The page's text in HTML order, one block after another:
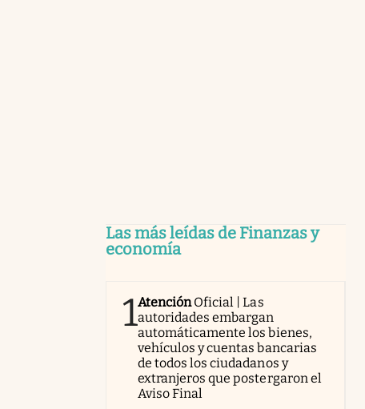
Las más leídas de Finanzas y
economía
1AtenciónOficial | Las
autoridades embargan
automáticamente los bienes,
vehículos y cuentas bancarias
de todos los ciudadanos y
extranjeros que postergaron el
Aviso Final